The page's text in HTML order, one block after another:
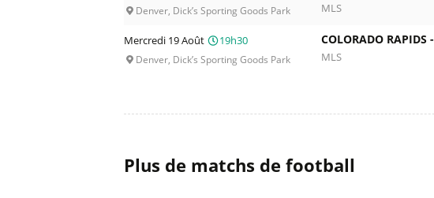
Denver, Dick’s Sporting Goods Park MLS
Mercredi 19 Août
19h30
Denver, Dick’s Sporting Goods Park
COLORADO RAPIDS -
MLS
Plus de matchs de football